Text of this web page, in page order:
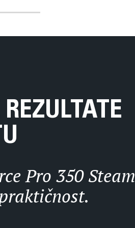
Pro 350 Steam